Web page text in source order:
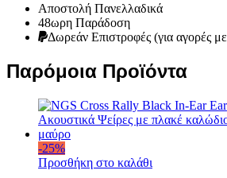
Αποστολή Πανελλαδικά
48ωρη Παράδοση
Δωρεάν Eπιστροφές (για αγορές
Παρόμοια Προϊόντα
-25%
Προσθήκη στο καλάθι